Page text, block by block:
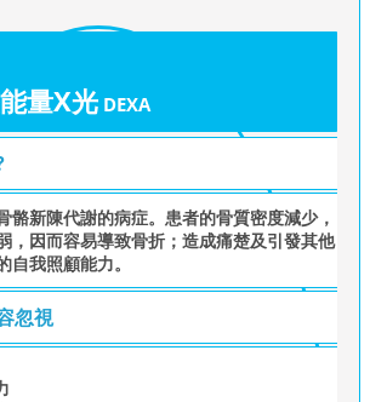
量X光 DEXA
骼新陳代謝的病症。患者的骨質密度減少，
，因而容易導致骨折；造成痛楚及引發其他
我照顧能力。
忽視